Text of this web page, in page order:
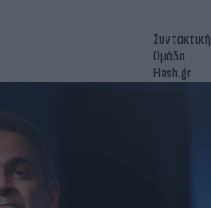
Συντακτική
Ομάδα
Flash.gr